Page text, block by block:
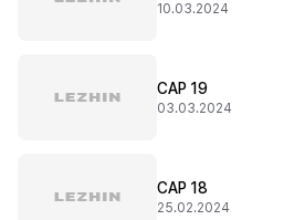
10.03.2024
CAP 19
03.03.2024
CAP 18
25.02.2024